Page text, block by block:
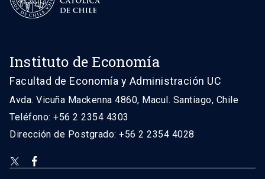
Instituto de Economía
Facultad de Economía y Administración UC
Avda. Vicuña Mackenna 4860, Macul. Santiago, Chile
Teléfono: +56 2 2354 4303
Dirección de Postgrado: +56 2 2354 4028